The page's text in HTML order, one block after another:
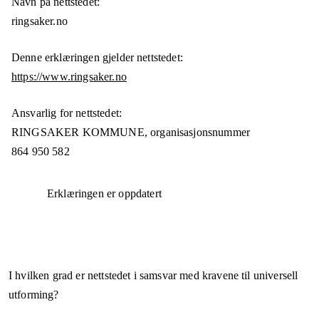
ringsaker.no
Denne erklæringen gjelder nettstedet:
https://www.ringsaker.no
Ansvarlig for nettstedet:
RINGSAKER KOMMUNE,organisasjonsnummer
864 950 582
Erklæringen er oppdatert
I hvilken grad er nettstedet i samsvar med kravene til universell
utforming?